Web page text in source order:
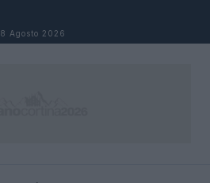
8 Agosto 2026